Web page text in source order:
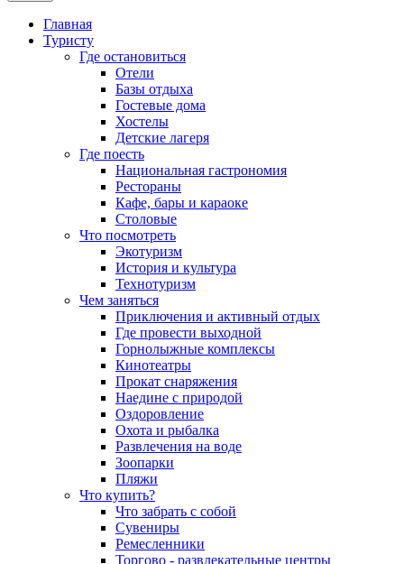
Главная
Туристу
Где остановиться
Отели
Базы отдыха
Гостевые дома
Хостелы
Детские лагеря
Где поесть
Национальная гастрономия
Рестораны
Кафе, бары и караоке
Столовые
Что посмотреть
Экотуризм
История и культура
Технотуризм
Чем заняться
Приключения и активный отдых
Где провести выходной
Горнолыжные комплексы
Кинотеатры
Прокат снаряжения
Наедине с природой
Оздоровление
Охота и рыбалка
Развлечения на воде
Зоопарки
Пляжи
Что купить?
Что забрать с собой
Сувениры
Ремесленники
Торгово - развлекательные центры